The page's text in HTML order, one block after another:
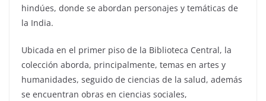
hindúes, donde se abordan personajes y temáticas de
la India.
Ubicada en el primer piso de la Biblioteca Central, la
colección aborda, principalmente, temas en artes y
humanidades, seguido de ciencias de la salud, además
se encuentran obras en ciencias sociales,